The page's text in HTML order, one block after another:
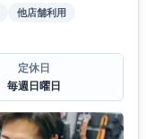
他店舗利用
定休日
毎週日曜日